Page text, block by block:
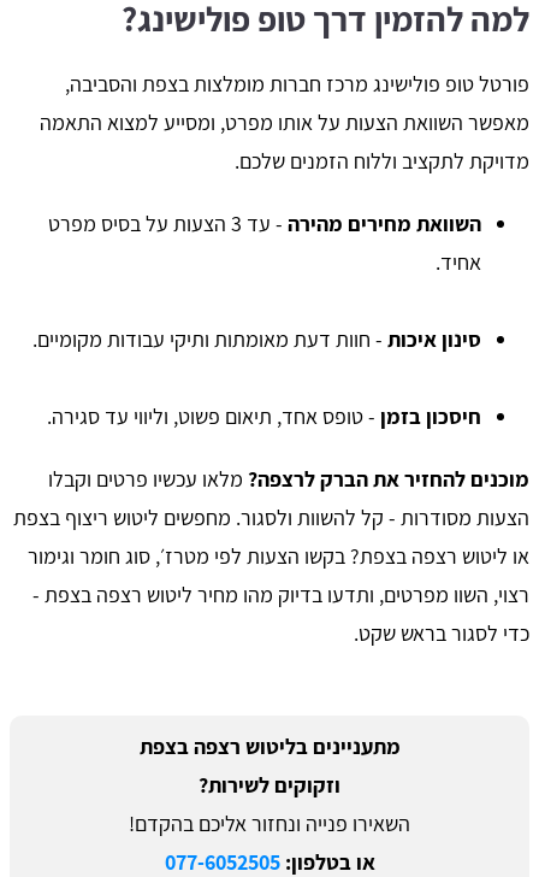
למה להזמין דרך טופ פולישינג?
פורטל טופ פולישינג מרכז חברות מומלצות בצפת והסביבה,
מאפשר השוואת הצעות על אותו מפרט, ומסייע למצוא התאמה
מדויקת לתקציב וללוח הזמנים שלכם.
השוואת מחירים מהירה
- עד 3 הצעות על בסיס מפרט
אחיד.
סינון איכות - חוות דעת מאומתות ותיקי עבודות מקומיים.
חיסכון בזמן - טופס אחד, תיאום פשוט, וליווי עד סגירה.
מוכנים להחזיר את הברק לרצפה? מלאו עכשיו פרטים וקבלו
הצעות מסודרות - קל להשוות ולסגור. מחפשים ליטוש ריצוף בצפת
או ליטוש רצפה בצפת? בקשו הצעות לפי מטרז׳, סוג חומר וגימור
רצוי, השוו מפרטים, ותדעו בדיוק מהו מחיר ליטוש רצפה בצפת -
כדי לסגור בראש שקט.
מתעניינים בליטוש רצפה בצפת
וזקוקים לשירות?
השאירו פנייה ונחזור אליכם בהקדם!
או בטלפון:077-6052505